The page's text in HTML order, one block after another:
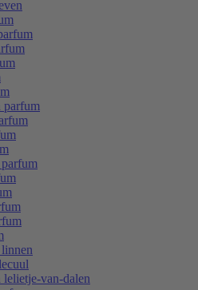
parfum
lelietje-van-dalen